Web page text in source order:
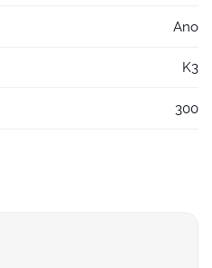
Ano
K3
300